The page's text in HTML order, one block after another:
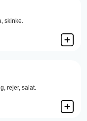
skinke.
rejer, salat.